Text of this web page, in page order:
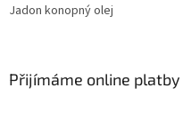
Jadon konopný olej
Přijímáme online platby